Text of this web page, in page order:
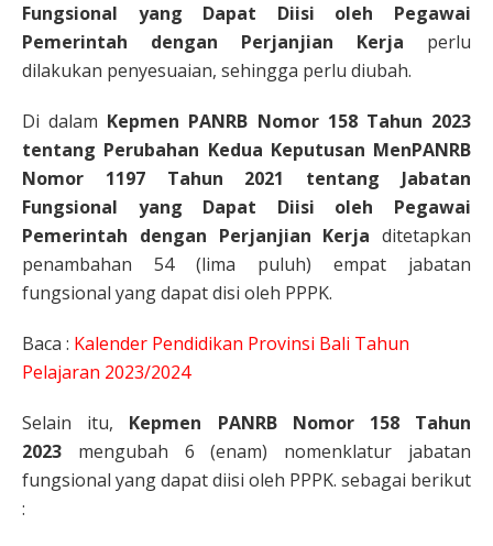
Fungsional yang Dapat Diisi oleh Pegawai
Pemerintah dengan Perjanjian Kerja perlu
dilakukan penyesuaian, sehingga perlu diubah.
Di dalam Kepmen PANRB Nomor 158 Tahun 2023
tentang Perubahan Kedua Keputusan MenPANRB
Nomor 1197 Tahun 2021 tentang Jabatan
Fungsional yang Dapat Diisi oleh Pegawai
Pemerintah dengan Perjanjian Kerja ditetapkan
penambahan 54 (lima puluh) empat jabatan
fungsional yang dapat disi oleh PPPK.
Baca : Kalender Pendidikan Provinsi Bali Tahun
Pelajaran 2023/2024
Selain itu, Kepmen PANRB Nomor 158 Tahun
2023 mengubah 6 (enam) nomenklatur jabatan
fungsional yang dapat diisi oleh PPPK. sebagai berikut
: